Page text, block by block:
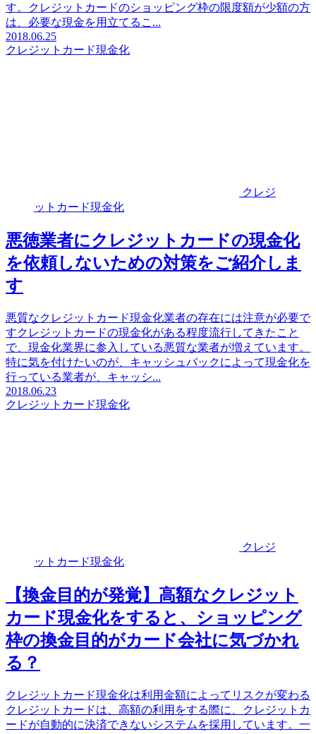
す。クレジットカードのショッピング枠の限度額が少額の方
は、必要な現金を用立てるこ...
2018.06.25
クレジットカード現金化
クレジ
ットカード現金化
悪徳業者にクレジットカードの現金化
を依頼しないための対策をご紹介しま
す
悪質なクレジットカード現金化業者の存在には注意が必要で
すクレジットカードの現金化がある程度流行してきたこと
で、現金化業界に参入している悪質な業者が増えています。
特に気を付けたいのが、キャッシュバックによって現金化を
行っている業者が、キャッシ...
2018.06.23
クレジットカード現金化
クレジ
ットカード現金化
【換金目的が発覚】高額なクレジット
カード現金化をすると、ショッピング
枠の換金目的がカード会社に気づかれ
る？
クレジットカード現金化は利用金額によってリスクが変わる
クレジットカードは、高額の利用をする際に、クレジットカ
ードが自動的に決済できないシステムを採用しています。一